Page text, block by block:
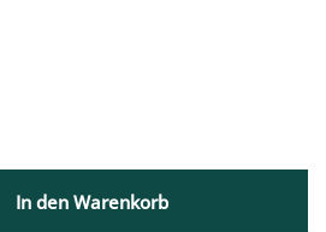
In den Warenkorb